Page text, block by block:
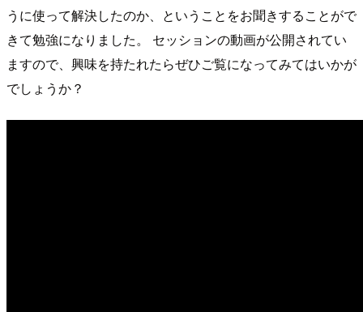
うに使って解決したのか、ということをお聞きすることがで
きて勉強になりました。 セッションの動画が公開されてい
ますので、興味を持たれたらぜひご覧になってみてはいかが
でしょうか？